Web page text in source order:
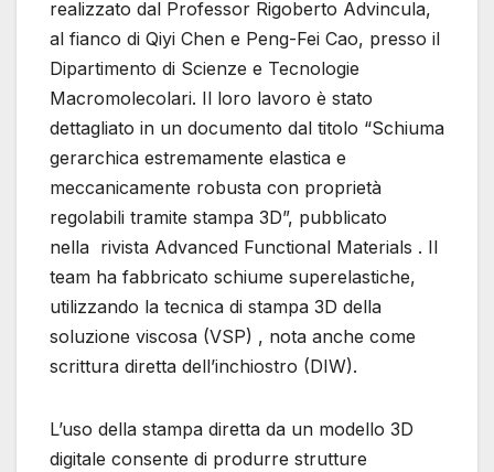
realizzato dal Professor Rigoberto Advincula,
al fianco di Qiyi Chen e Peng-Fei Cao, presso il
Dipartimento di Scienze e Tecnologie
Macromolecolari. Il loro lavoro è stato
dettagliato in un documento dal titolo “Schiuma
gerarchica estremamente elastica e
meccanicamente robusta con proprietà
regolabili tramite stampa 3D”, pubblicato
nella rivista Advanced Functional Materials . Il
team ha fabbricato schiume superelastiche,
utilizzando la tecnica di stampa 3D della
soluzione viscosa (VSP) , nota anche come
scrittura diretta dell’inchiostro (DIW).
L’uso della stampa diretta da un modello 3D
digitale consente di produrre strutture